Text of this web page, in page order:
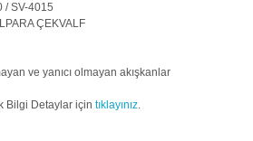
/ SV-4015
ÇEKVALF
ve yanıcı olmayan akışkanlar
Bilgi Detaylar için tıklayınız.